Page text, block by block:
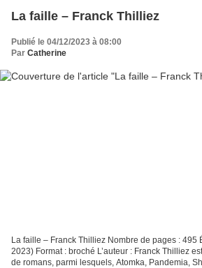
La faille – Franck Thilliez
Publié le 04/12/2023 à 08:00
Par Catherine
La faille – Franck Thilliez Nombre de pages : 495
2023) Format : broché L’auteur : Franck Thilliez
de romans, parmi lesquels, Atomka, Pandemia,